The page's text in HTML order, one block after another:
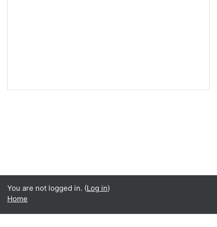
You are not logged in. (Log in)
Home
Language